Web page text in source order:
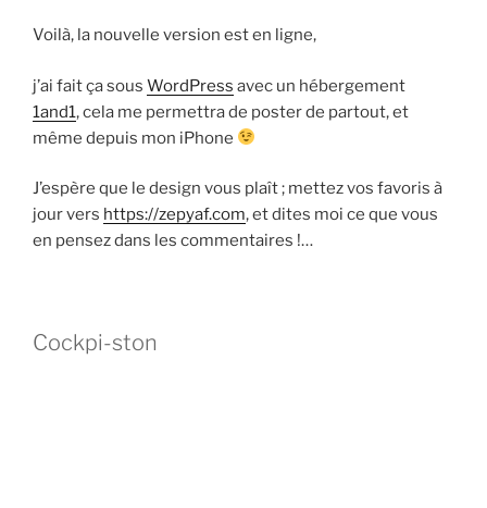
Voilà, la nouvelle version est en ligne,
j’ai fait ça sous WordPress avec un hébergement
1and1, cela me permettra de poster de partout, et
même depuis mon iPhone
J’espère que le design vous plaît ; mettez vos favoris à
jour vers https://zepyaf.com, et dites moi ce que vous
en pensez dans les commentaires !…
Cockpi-ston